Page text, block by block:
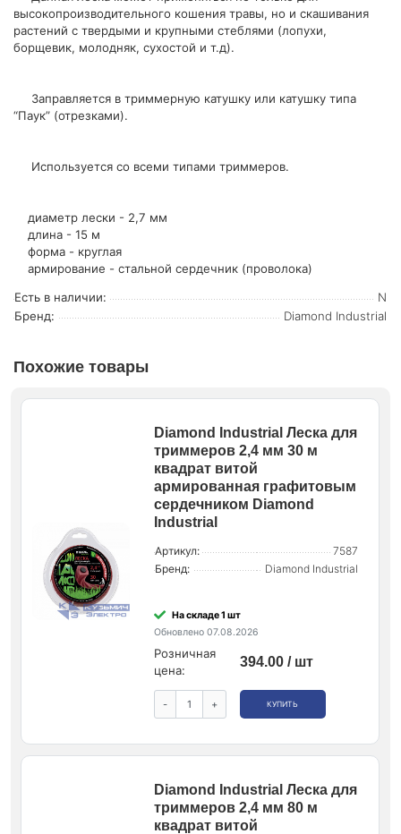
высокопроизводительного кошения травы, но и скашивания
растений с твердыми и крупными стеблями (лопухи,
борщевик, молодняк, сухостой и т.д).
Заправляется в триммерную катушку или катушку типа
“Паук” (отрезками).
Используется со всеми типами триммеров.
диаметр лески - 2,7 мм
длина - 15 м
форма - круглая
армирование - стальной сердечник (проволока)
Есть в наличии:
N
Бренд:
Diamond Industrial
Похожие товары
Diamond Industrial Леска для
триммеров 2,4 мм 30 м
квадрат витой
армированная графитовым
сердечником Diamond
Industrial
Артикул:
7587
Бренд:
Diamond Industrial
На складе 1 шт
Обновлено 07.08.2026
Розничная
цена:
394.00 / шт
- + КУПИТЬ
Diamond Industrial Леска для
триммеров 2,4 мм 80 м
квадрат витой